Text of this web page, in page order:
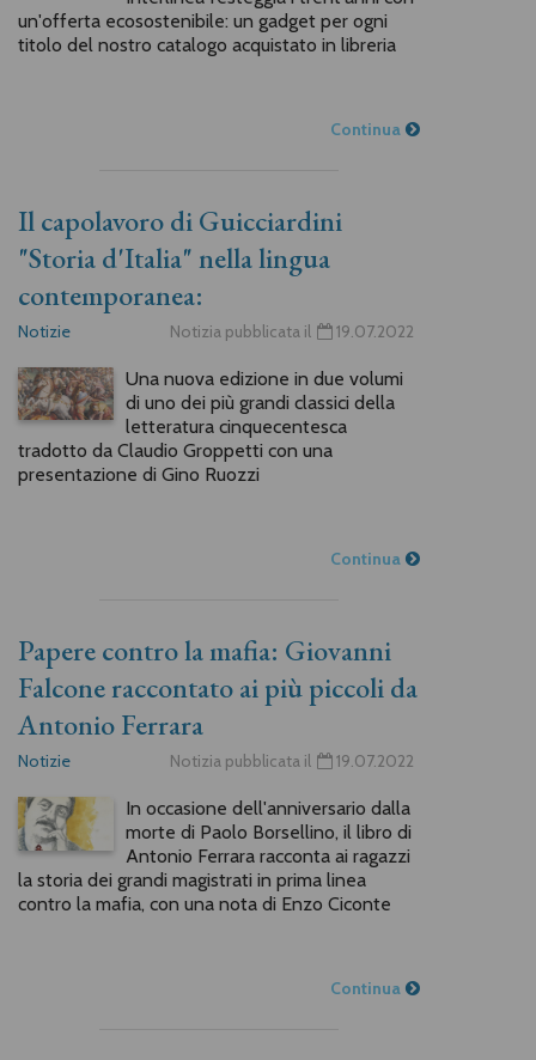
un'offerta ecosostenibile: un gadget per ogni
titolo del nostro catalogo acquistato in libreria
Continua
Il capolavoro di Guicciardini
"Storia d'Italia" nella lingua
contemporanea:
Notizie Notizia pubblicata il 19.07.2022
Una nuova edizione in due volumi
di uno dei più grandi classici della
letteratura cinquecentesca
tradotto da Claudio Groppetti con una
presentazione di Gino Ruozzi
Continua
Papere contro la mafia: Giovanni
Falcone raccontato ai più piccoli da
Antonio Ferrara
Notizie Notizia pubblicata il 19.07.2022
In occasione dell'anniversario dalla
morte di Paolo Borsellino, il libro di
Antonio Ferrara racconta ai ragazzi
la storia dei grandi magistrati in prima linea
contro la mafia, con una nota di Enzo Ciconte
Continua